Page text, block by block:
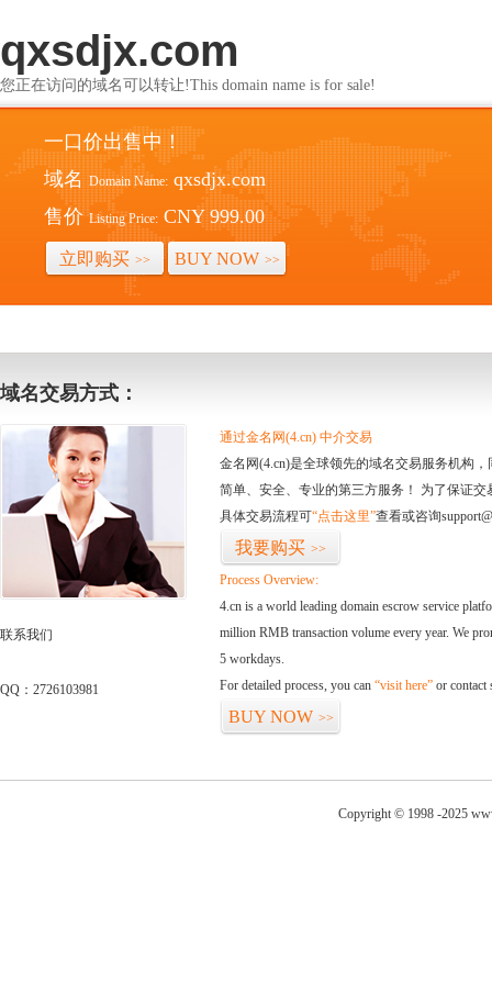
qxsdjx.com
您正在访问的域名可以转让!This domain name is for sale!
一口价出售中！
域名 Domain Name: qxsdjx.com
售价 Listing Price: CNY 999.00
立即购买 >> BUY NOW >>
域名交易方式：
联系我们
QQ：2726103981
通过金名网(4.cn) 中介交易
金名网(4.cn)是全球领先的域名交易服务机构
简单、安全、专业的第三方服务！ 为了保证
具体交易流程可“点击这里”查看或咨询
我要购买 >>
Process Overview:
4.cn is a world leading domain escrow service
million RMB transaction volume every year. We
5 workdays.
For detailed process, you can “visit here” or contact
BUY NOW >>
Copyright © 1998 -2025